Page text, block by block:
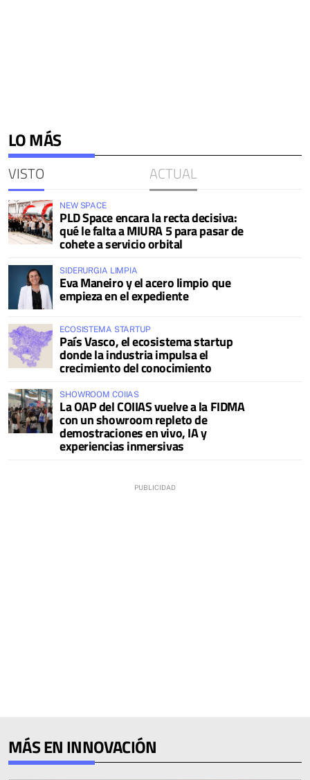
LO MÁS
VISTO ACTUAL
NEW SPACE
PLD Space encara la recta decisiva:
qué le falta a MIURA 5 para pasar de
cohete a servicio orbital
SIDERURGIA LIMPIA
Eva Maneiro y el acero limpio que
empieza en el expediente
ECOSISTEMA STARTUP
País Vasco, el ecosistema startup
donde la industria impulsa el
crecimiento del conocimiento
SHOWROOM COIIAS
La OAP del COIIAS vuelve a la FIDMA
con un showroom repleto de
demostraciones en vivo, IA y
experiencias inmersivas
MÁS EN INNOVACIÓN